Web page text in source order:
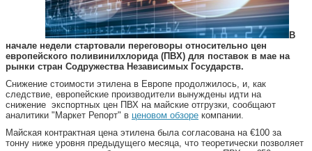
В
начале недели стартовали переговоры относительно цен
европейского поливинилхлорида (ПВХ) для поставок в мае на
рынки стран Содружества Независимых Государств.
Снижение стоимости этилена в Европе продолжилось, и, как
следствие, европейские производители вынуждены идти на
снижение экспортных цен ПВХ на майские отгрузки, сообщают
аналитики "Маркет Репорт" в ценовом обзоре компании.
Майская контрактная цена этилена была согласована на €100 за
тонну ниже уровня предыдущего месяца, что теоретически позволяет